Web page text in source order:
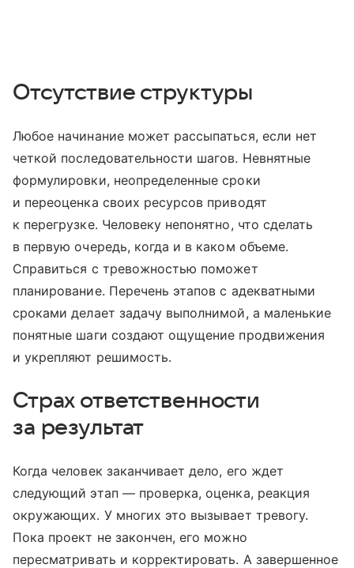
Отсутствие структуры
Любое начинание может рассыпаться, если нет
четкой последовательности шагов. Невнятные
формулировки, неопределенные сроки
и переоценка своих ресурсов приводят
к перегрузке. Человеку непонятно, что сделать
в первую очередь, когда и в каком объеме.
Справиться с тревожностью поможет
планирование. Перечень этапов с адекватными
сроками делает задачу выполнимой, а маленькие
понятные шаги создают ощущение продвижения
и укрепляют решимость.
Страх ответственности
за результат
Когда человек заканчивает дело, его ждет
следующий этап — проверка, оценка, реакция
окружающих. У многих это вызывает тревогу.
Пока проект не закончен, его можно
пересматривать и корректировать. А завершенное